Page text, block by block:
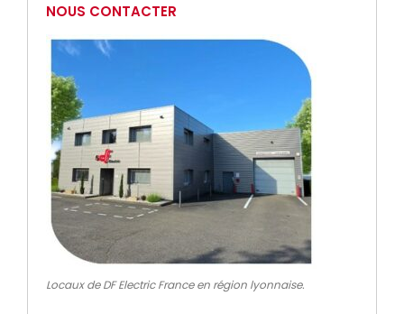
NOUS CONTACTER
Locaux de DF Electric France en région lyonnaise.